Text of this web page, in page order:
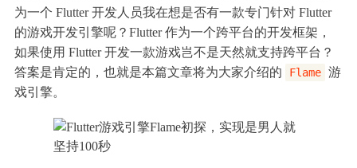
为一个 Flutter 开发人员我在想是否有一款专门针对 Flutter
的游戏开发引擎呢？Flutter 作为一个跨平台的开发框架，
如果使用 Flutter 开发一款游戏岂不是天然就支持跨平台？
答案是肯定的，也就是本篇文章将为大家介绍的
Flame 游
戏引擎。